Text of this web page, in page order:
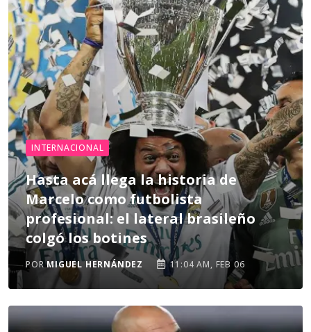
INTERNACIONAL
Hasta acá llega la historia de
Marcelo como futbolista
profesional: el lateral brasileño
colgó los botines
PORMIGUEL HERNÁNDEZ 11:04 AM, FEB 06